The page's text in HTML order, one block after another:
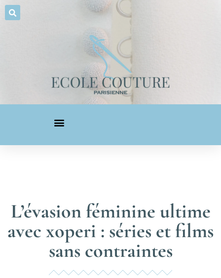
L’évasion féminine ultime
avec xoperi : séries et films
sans contraintes